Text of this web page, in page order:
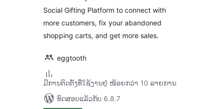
Social Gifting Platform to connect with
more customers, fix your abandoned
shopping carts, and get more sales.
eggtooth
ມີການຕິດຕັ້ງທີ່ໃຊ້ງານຢູ່ ໜ້ອຍກວ່າ 10 ລາຍການ
ທົດສອບແລ້ວກັບ 6.8.7